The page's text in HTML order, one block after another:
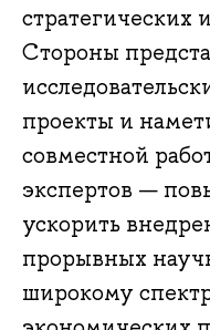
Стороны
проекты и
совместной
экспертов —
ускорить
прорывных
широкому